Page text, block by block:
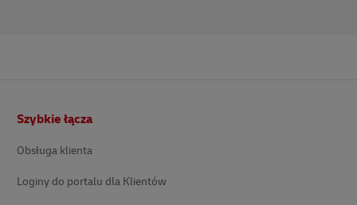
Szybkie łącza
Obsługa klienta
Loginy do portalu dla Klientów